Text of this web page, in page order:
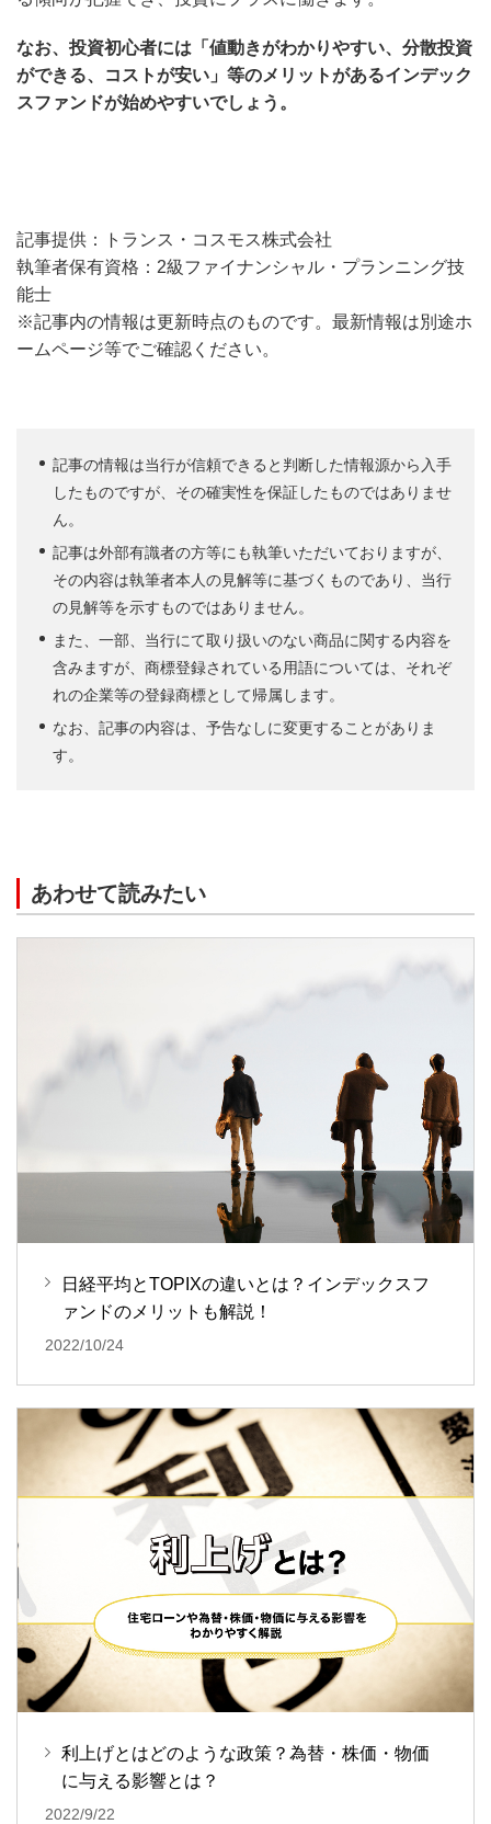
なお、投資初心者には「値動きがわかりやすい、分散投資
ができる、コストが安い」等のメリットがあるインデック
スファンドが始めやすいでしょう。
記事提供：トランス・コスモス株式会社
執筆者保有資格：2級ファイナンシャル・プランニング技
能士
※記事内の情報は更新時点のものです。最新情報は別途ホ
ームページ等でご確認ください。
記事の情報は当行が信頼できると判断した情報源から入手
したものですが、その確実性を保証したものではありませ
ん。
記事は外部有識者の方等にも執筆いただいておりますが、
その内容は執筆者本人の見解等に基づくものであり、当行
の見解等を示すものではありません。
また、一部、当行にて取り扱いのない商品に関する内容を
含みますが、商標登録されている用語については、それぞ
れの企業等の登録商標として帰属します。
なお、記事の内容は、予告なしに変更することがありま
す。
あわせて読みたい
日経平均とTOPIXの違いとは？インデックスフ
ァンドのメリットも解説！
2022/10/24
利上げとはどのような政策？為替・株価・物価
に与える影響とは？
2022/9/22